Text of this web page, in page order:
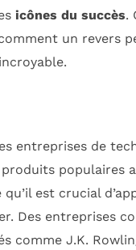
icônes du succès.
un revers
entreprises de
populaires
est crucial
Des entreprises
comme J.K.